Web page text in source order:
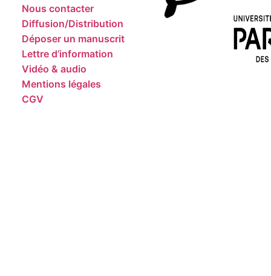
Nous contacter
Diffusion/Distribution
Déposer un manuscrit
Lettre d’information
Vidéo & audio
Mentions légales
CGV